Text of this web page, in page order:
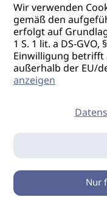
Wir verwenden
gemäß den
erfolgt auf
1 S. 1 lit. a DS-GVO,
Einwilligung
außerhalb der EU/
anzeigen
Nur